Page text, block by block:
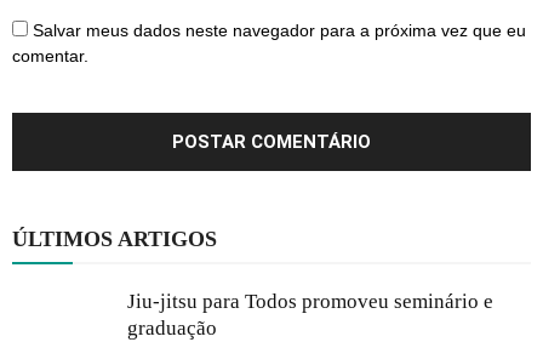
Salvar meus dados neste navegador para a próxima vez que eu
comentar.
ÚLTIMOS ARTIGOS
Jiu-jitsu para Todos promoveu seminário e
graduação